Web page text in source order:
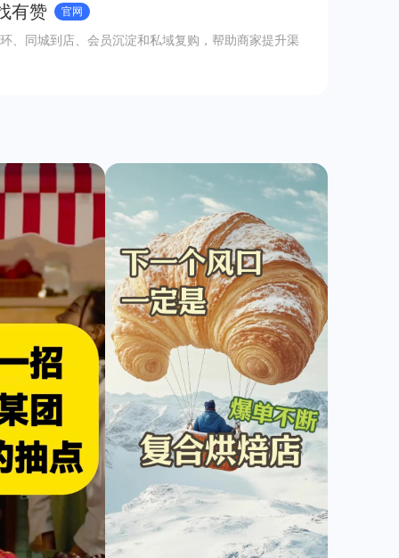
有赞 官网
、同城到店、会员沉淀和私域复购，帮助商家提升渠